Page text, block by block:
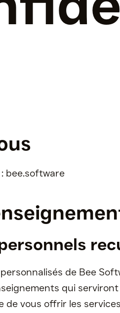
bee.software
de Bee
qui
de vous offrir les